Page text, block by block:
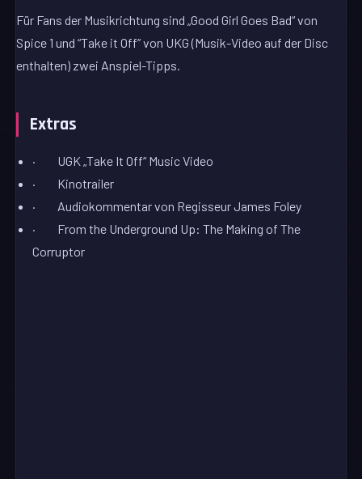
Für Fans der Musikrichtung sind „Good Girl Goes Bad“ von
Spice 1 und “Take it Off” von UKG (Musik-Video auf der Disc
enthalten) zwei Anspiel-Tipps.
Extras
· UGK „Take It Off“ Music Video
· Kinotrailer
· Audiokommentar von Regisseur James Foley
· From the Underground Up: The Making of The
Corruptor